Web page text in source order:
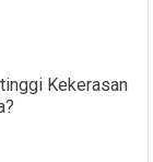
Kekerasan